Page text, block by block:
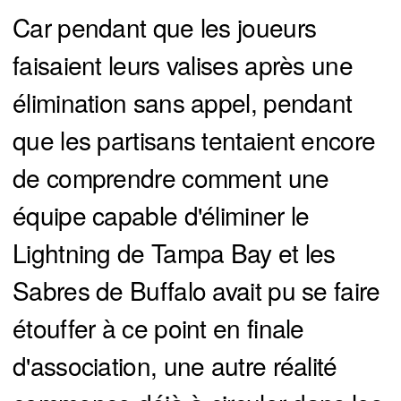
Car pendant que les joueurs
faisaient leurs valises après une
élimination sans appel, pendant
que les partisans tentaient encore
de comprendre comment une
équipe capable d'éliminer le
Lightning de Tampa Bay et les
Sabres de Buffalo avait pu se faire
étouffer à ce point en finale
d'association, une autre réalité